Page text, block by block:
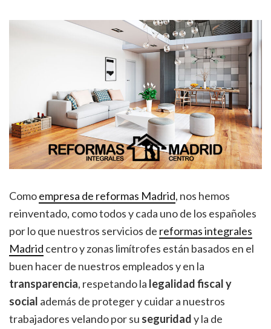
Comoempresa de reformas Madrid, nos hemos
reinventado, como todos y cada uno de los españoles
por lo que nuestros servicios de reformas integrales
Madrid centro y zonas limítrofes están basados en el
buen hacer de nuestros empleados y en la
transparencia, respetando la legalidad fiscal y
social además de proteger y cuidar a nuestros
trabajadores velando por su seguridady la de